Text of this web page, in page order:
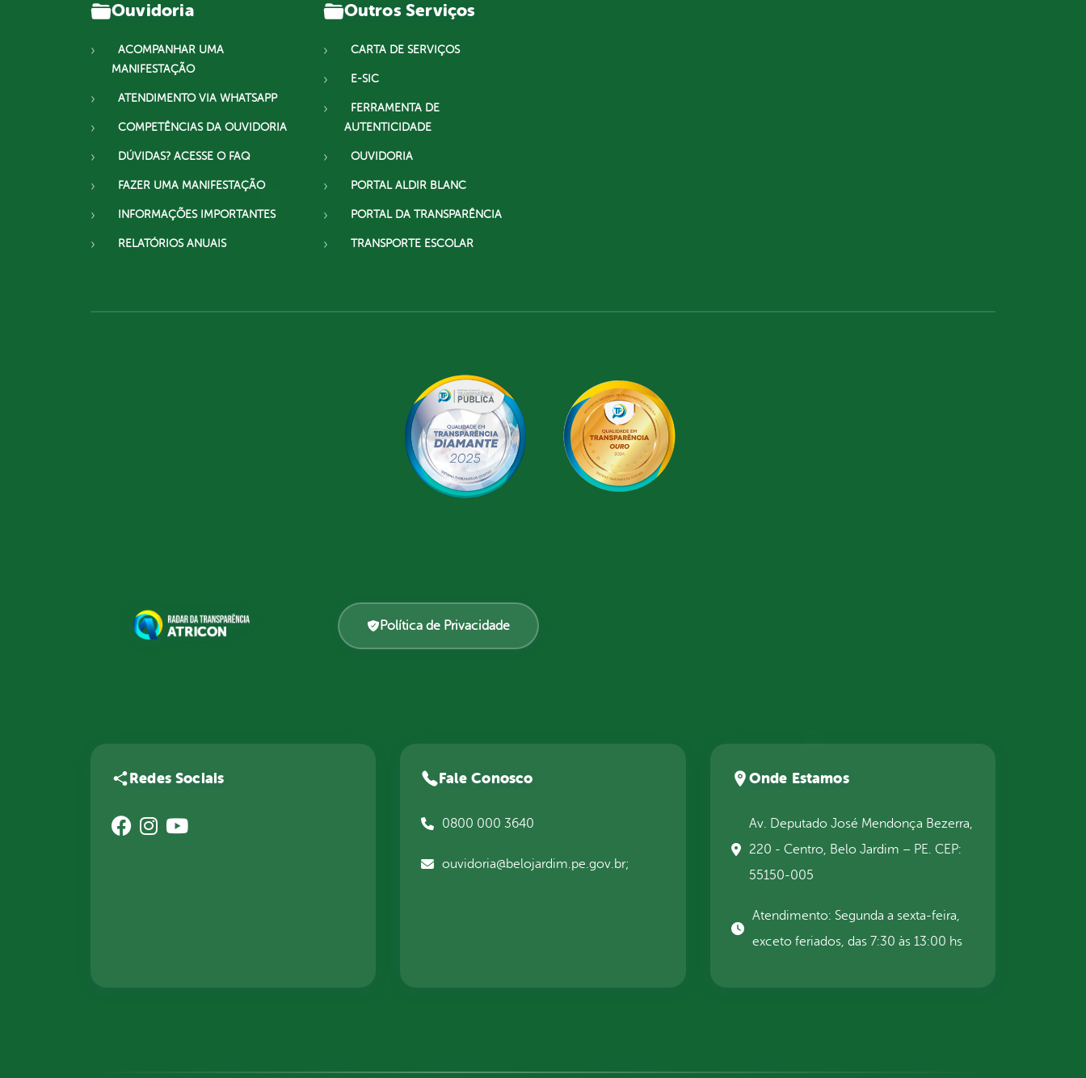
Ouvidoria
ACOMPANHAR UMA
MANIFESTAÇÃO
ATENDIMENTO VIA WHATSAPP
COMPETÊNCIAS DA OUVIDORIA
DÚVIDAS? ACESSE O FAQ
FAZER UMA MANIFESTAÇÃO
INFORMAÇÕES IMPORTANTES
RELATÓRIOS ANUAIS
Outros Serviços
CARTA DE SERVIÇOS
E-SIC
FERRAMENTA DE
AUTENTICIDADE
OUVIDORIA
PORTAL ALDIR BLANC
PORTAL DA TRANSPARÊNCIA
TRANSPORTE ESCOLAR
Política de Privacidade
Redes Sociais Fale Conosco
0800 000 3640
ouvidoria@belojardim.pe.gov.br;
Onde Estamos
Av. Deputado José Mendonça Bezerra,
220 - Centro, Belo Jardim – PE. CEP:
55150-005
Atendimento: Segunda a sexta-feira,
exceto feriados, das 7:30 às 13:00 hs